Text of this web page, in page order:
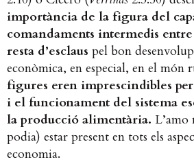
importància de la figura del
comandaments intermedis
resta d’esclaus pel bon
econòmica, en especial, en el món
figures eren imprescindibles
i el funcionament del sistema
la producció alimentària.
podia) estar present en tots els
economia. ​